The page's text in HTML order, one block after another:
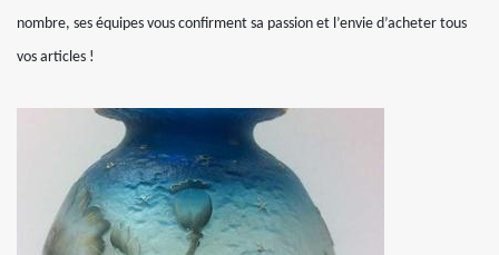
nombre, ses équipes vous confirment sa passion et l’envie d’acheter tous
vos articles !